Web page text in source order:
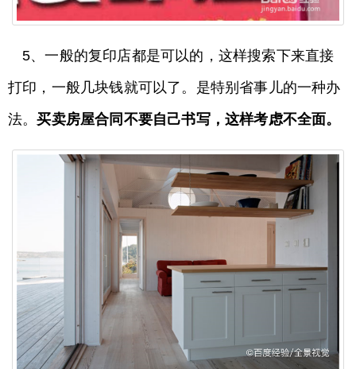
5、一般的复印店都是可以的，这样搜索下来直接
打印，一般几块钱就可以了。是特别省事儿的一种办
法。买卖房屋合同不要自己书写，这样考虑不全面。